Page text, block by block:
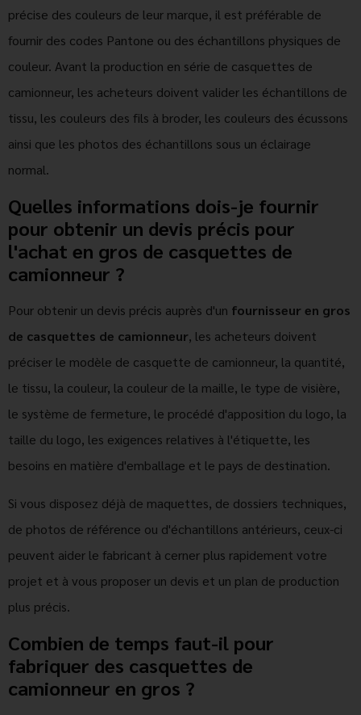
précise des couleurs de leur marque, il est préférable de
fournir des codes Pantone ou des échantillons physiques de
couleur. Avant la production en série de casquettes de
camionneur, les acheteurs doivent valider les échantillons de
tissu, les couleurs des fils à broder, les couleurs des écussons
ainsi que les photos des échantillons sous un éclairage
normal.
Quelles informations dois-je fournir
pour obtenir un devis précis pour
l'achat en gros de casquettes de
camionneur ?
Pour obtenir un devis précis auprès d'un fournisseur en gros
de casquettes de camionneur, les acheteurs doivent
préciser le modèle de casquette de camionneur, la quantité,
le tissu, la couleur, la couleur de la maille, le type de visière,
le système de fermeture, le procédé d'apposition du logo, la
taille du logo, les exigences relatives à l'étiquette, les
besoins en matière d'emballage et le pays de destination.
Si vous disposez déjà de maquettes, de dossiers techniques,
de photos de référence ou d'échantillons antérieurs, ceux-ci
peuvent aider le fabricant à cerner plus rapidement votre
projet et à vous proposer un devis et un plan de production
plus précis.
Combien de temps faut-il pour
fabriquer des casquettes de
camionneur en gros ?